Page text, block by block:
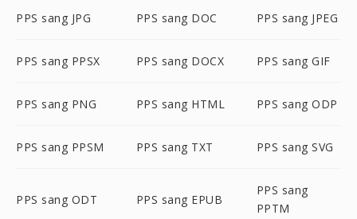
PPS sang JPG PPS sang DOC PPS sang JPEG
PPS sang PPSX PPS sang DOCX PPS sang GIF
PPS sang PNG PPS sang HTML PPS sang ODP
PPS sang PPSM PPS sang TXT PPS sang SVG
PPS sang ODT PPS sang EPUB
PPS sang
PPTM